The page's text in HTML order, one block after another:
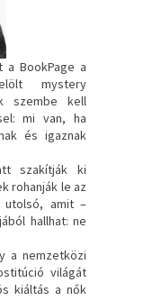
a BookPage a
mystery
szembe kell
mi van, ha
és igaznak
szakítják ki
rohanják le az
utolsó, amit –
hallhat: ne
a nemzetközi
világát
kiáltás a nők